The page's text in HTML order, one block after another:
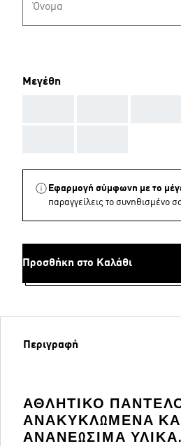
Όνομα
Μεγέθη
Εφαρμογή σύμφωνη με το
παραγγείλεις το συνηθισμένο
Προσθήκη στο Καλάθι
Περιγραφή
ΑΘΛΗΤΙΚΌ
ΑΝΑΚΥΚΛΩΜΈΝΑ
ΑΝΑΝΕΏΣΙΜΑ ΥΛΙΚΆ.